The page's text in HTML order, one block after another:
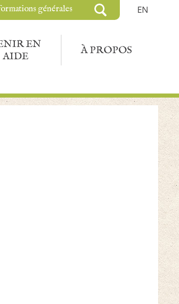
EN
EN
AIDE
À PROPOS
générales